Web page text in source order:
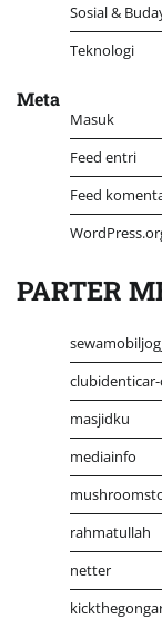
Sosial &
Teknologi
Meta
Masuk
Feed entri
Feed
PARTER
masjidku
mediainfo
rahmatullah
netter